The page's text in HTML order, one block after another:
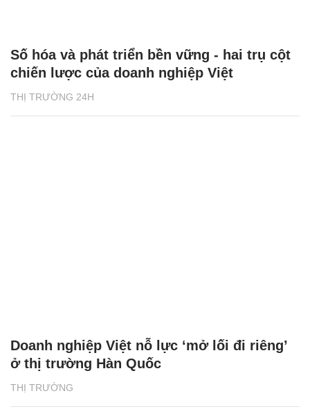
THỊ TRƯỜNG 24H
Số hóa và phát triển bền vững - hai trụ cột
chiến lược của doanh nghiệp Việt
THỊ TRƯỜNG
Doanh nghiệp Việt nỗ lực ‘mở lối đi riêng’
ở thị trường Hàn Quốc